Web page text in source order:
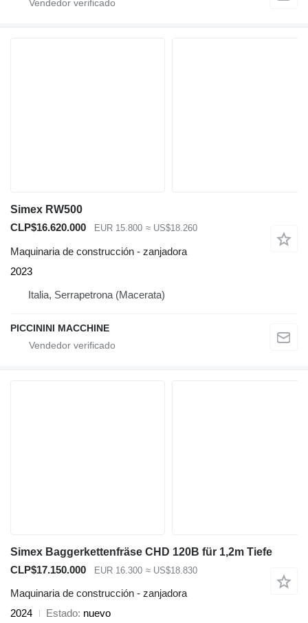
Simex RW500
CLP$16.620.000
EUR 15.800 ≈ US$18.260
Maquinaria de construcción - zanjadora
2023
Italia, Serrapetrona (Macerata)
PICCININI MACCHINE
Simex Baggerkettenfräse CHD 120B für 1,2m Tiefe
CLP$17.150.000
EUR 16.300 ≈ US$18.830
Maquinaria de construcción - zanjadora
2024
Estado nuevo